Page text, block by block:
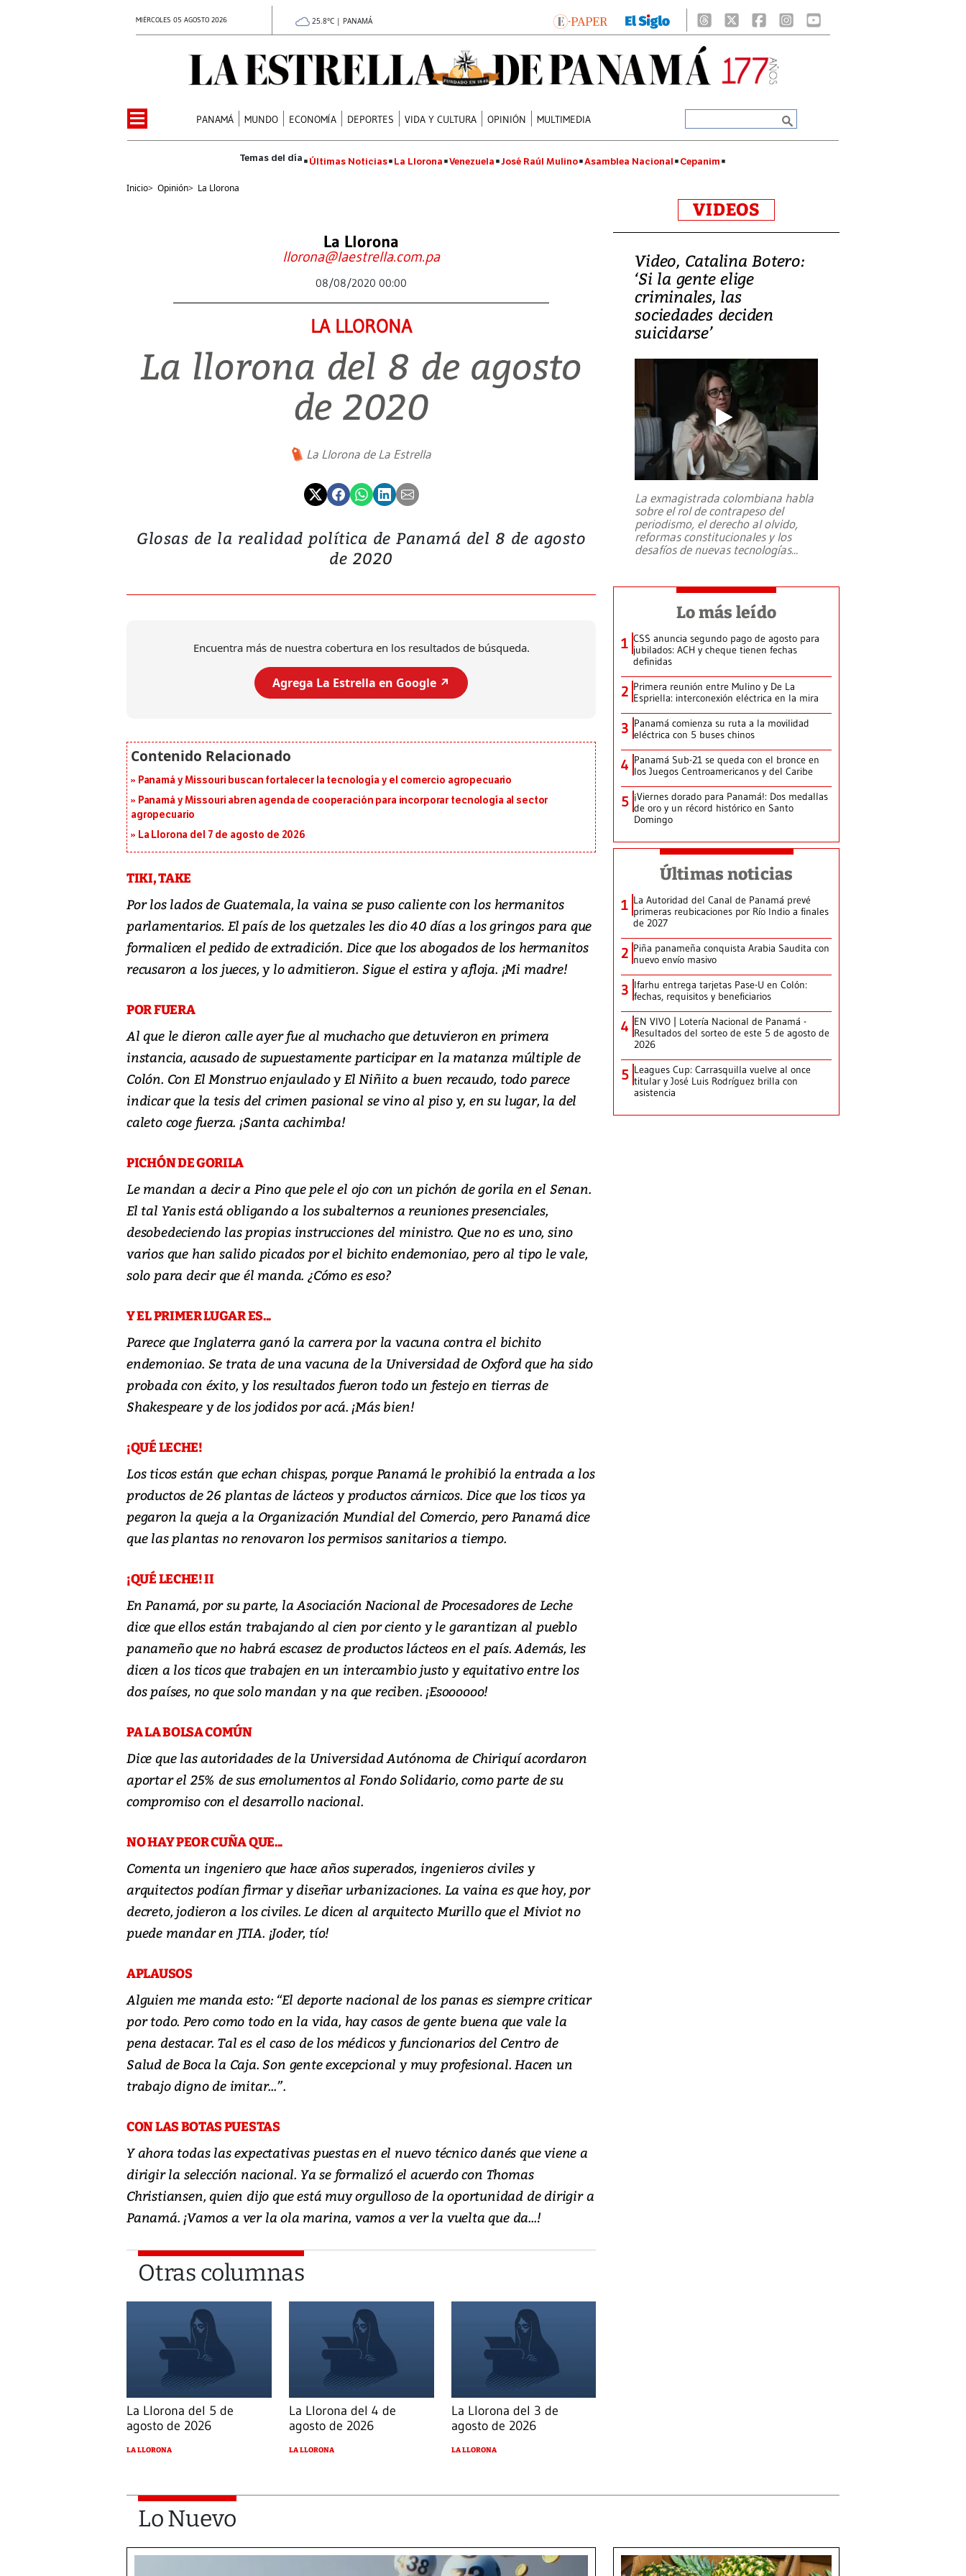
MIÉRCOLES 05 AGOSTO 2026 25.8°C | PANAMÁ
PANAMÁ MUNDO ECONOMÍA DEPORTES VIDA Y CULTURA OPINIÓN MULTIMEDIA
Últimas Noticias La Llorona Venezuela José Raúl Mulino Asamblea Nacional Cepanim
Inicio> Opinión> La Llorona
La Llorona
llorona@laestrella.com.pa
08/08/2020 00:00
LA LLORONA
La llorona del 8 de agosto
de 2020
La Llorona de La Estrella
Glosas de la realidad política de Panamá del 8 de agosto
de 2020
Encuentra más de nuestra cobertura en los resultados de búsqueda.
Agrega La Estrella en Google ↗️
Panamá y Missouri buscan fortalecer la tecnología y el comercio agropecuario
Panamá y Missouri abren agenda de cooperación para incorporar tecnología al sector
agropecuario
La Llorona del 7 de agosto de 2026
TIKI, TAKE
Por los lados de Guatemala, la vaina se puso caliente con los hermanitos
parlamentarios. El país de los quetzales les dio 40 días a los gringos para que
formalicen el pedido de extradición. Dice que los abogados de los hermanitos
recusaron a los jueces, y lo admitieron. Sigue el estira y afloja. ¡Mi madre!
POR FUERA
Al que le dieron calle ayer fue al muchacho que detuvieron en primera
instancia, acusado de supuestamente participar en la matanza múltiple de
Colón. Con El Monstruo enjaulado y El Niñito a buen recaudo, todo parece
indicar que la tesis del crimen pasional se vino al piso y, en su lugar, la del
caleto coge fuerza. ¡Santa cachimba!
PICHÓN DE GORILA
Le mandan a decir a Pino que pele el ojo con un pichón de gorila en el Senan.
El tal Yanis está obligando a los subalternos a reuniones presenciales,
desobedeciendo las propias instrucciones del ministro. Que no es uno, sino
varios que han salido picados por el bichito endemoniao, pero al tipo le vale,
solo para decir que él manda. ¿Cómo es eso?
Y EL PRIMER LUGAR ES...
Parece que Inglaterra ganó la carrera por la vacuna contra el bichito
endemoniao. Se trata de una vacuna de la Universidad de Oxford que ha sido
probada con éxito, y los resultados fueron todo un festejo en tierras de
Shakespeare y de los jodidos por acá. ¡Más bien!
¡QUÉ LECHE!
Los ticos están que echan chispas, porque Panamá le prohibió la entrada a los
productos de 26 plantas de lácteos y productos cárnicos. Dice que los ticos ya
pegaron la queja a la Organización Mundial del Comercio, pero Panamá dice
que las plantas no renovaron los permisos sanitarios a tiempo.
¡QUÉ LECHE! II
En Panamá, por su parte, la Asociación Nacional de Procesadores de Leche
dice que ellos están trabajando al cien por ciento y le garantizan al pueblo
panameño que no habrá escasez de productos lácteos en el país. Además, les
dicen a los ticos que trabajen en un intercambio justo y equitativo entre los
dos países, no que solo mandan y na que reciben. ¡Esoooooo!
PA LA BOLSA COMÚN
Dice que las autoridades de la Universidad Autónoma de Chiriquí acordaron
aportar el 25% de sus emolumentos al Fondo Solidario, como parte de su
compromiso con el desarrollo nacional.
NO HAY PEOR CUÑA QUE...
Comenta un ingeniero que hace años superados, ingenieros civiles y
arquitectos podían firmar y diseñar urbanizaciones. La vaina es que hoy, por
decreto, jodieron a los civiles. Le dicen al arquitecto Murillo que el Miviot no
puede mandar en JTIA. ¡Joder, tío!
APLAUSOS
Alguien me manda esto: “El deporte nacional de los panas es siempre criticar
por todo. Pero como todo en la vida, hay casos de gente buena que vale la
pena destacar. Tal es el caso de los médicos y funcionarios del Centro de
Salud de Boca la Caja. Son gente excepcional y muy profesional. Hacen un
trabajo digno de imitar...”.
CON LAS BOTAS PUESTAS
Y ahora todas las expectativas puestas en el nuevo técnico danés que viene a
dirigir la selección nacional. Ya se formalizó el acuerdo con Thomas
Christiansen, quien dijo que está muy orgulloso de la oportunidad de dirigir a
Panamá. ¡Vamos a ver la ola marina, vamos a ver la vuelta que da...!
Otras columnas
La Llorona del 5 de
agosto de 2026
LA LLORONA
La Llorona del 4 de
agosto de 2026
LA LLORONA
La Llorona del 3 de
agosto de 2026
LA LLORONA
VIDEOS
Video, Catalina Botero:
‘Si la gente elige
criminales, las
sociedades deciden
suicidarse’
La exmagistrada colombiana habla
sobre el rol de contrapeso del
periodismo, el derecho al olvido,
reformas constitucionales y los
desafíos de nuevas tecnologías...
Lo más leído
1 CSS anuncia segundo pago de agosto para
jubilados: ACH y cheque tienen fechas
definidas
2 Primera reunión entre Mulino y De La
Espriella: interconexión eléctrica en la mira
3 Panamá comienza su ruta a la movilidad
eléctrica con 5 buses chinos
4 Panamá Sub-21 se queda con el bronce en
los Juegos Centroamericanos y del Caribe
5 ¡Viernes dorado para Panamá!: Dos medallas
de oro y un récord histórico en Santo
Domingo
Últimas noticias
1 La Autoridad del Canal de Panamá prevé
primeras reubicaciones por Río Indio a finales
de 2027
2 Piña panameña conquista Arabia Saudita con
nuevo envío masivo
3 Ifarhu entrega tarjetas Pase-U en Colón:
fechas, requisitos y beneficiarios
4 EN VIVO | Lotería Nacional de Panamá -
Resultados del sorteo de este 5 de agosto de
2026
5 Leagues Cup: Carrasquilla vuelve al once
titular y José Luis Rodríguez brilla con
asistencia
Lo Nuevo